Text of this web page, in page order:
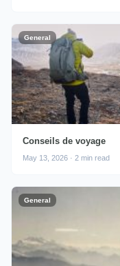
General
Conseils de voyage
May 13, 2026 · 2 min read
General